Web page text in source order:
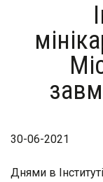
30-06-2021
Днями в